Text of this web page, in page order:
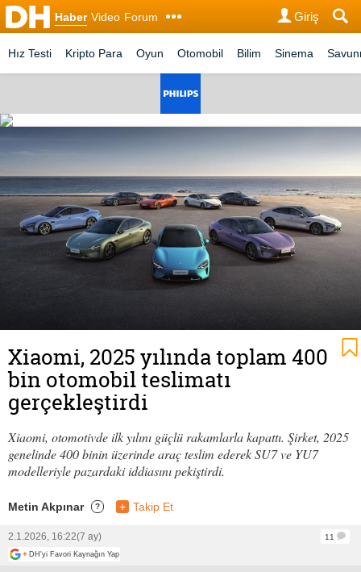
Haber Video Forum Giriş
Hız Testi Kripto Para Oyun Otomobil Bilim Sinema
Xiaomi, 2025 yılında toplam 400
bin otomobil teslimatı
gerçekleştirdi
Xiaomi, otomotivde ilk yılını güçlü rakamlarla kapattı. Şirket, 2025
genelinde 400 binin üzerinde araç teslim ederek SU7 ve YU7
modelleriyle pazardaki iddiasını pekiştirdi.
Metin Akpınar ? + Takip Et
2.1.2026, 16:22(7 ay)
11
+ DH'yi Favori Kaynağın Yap